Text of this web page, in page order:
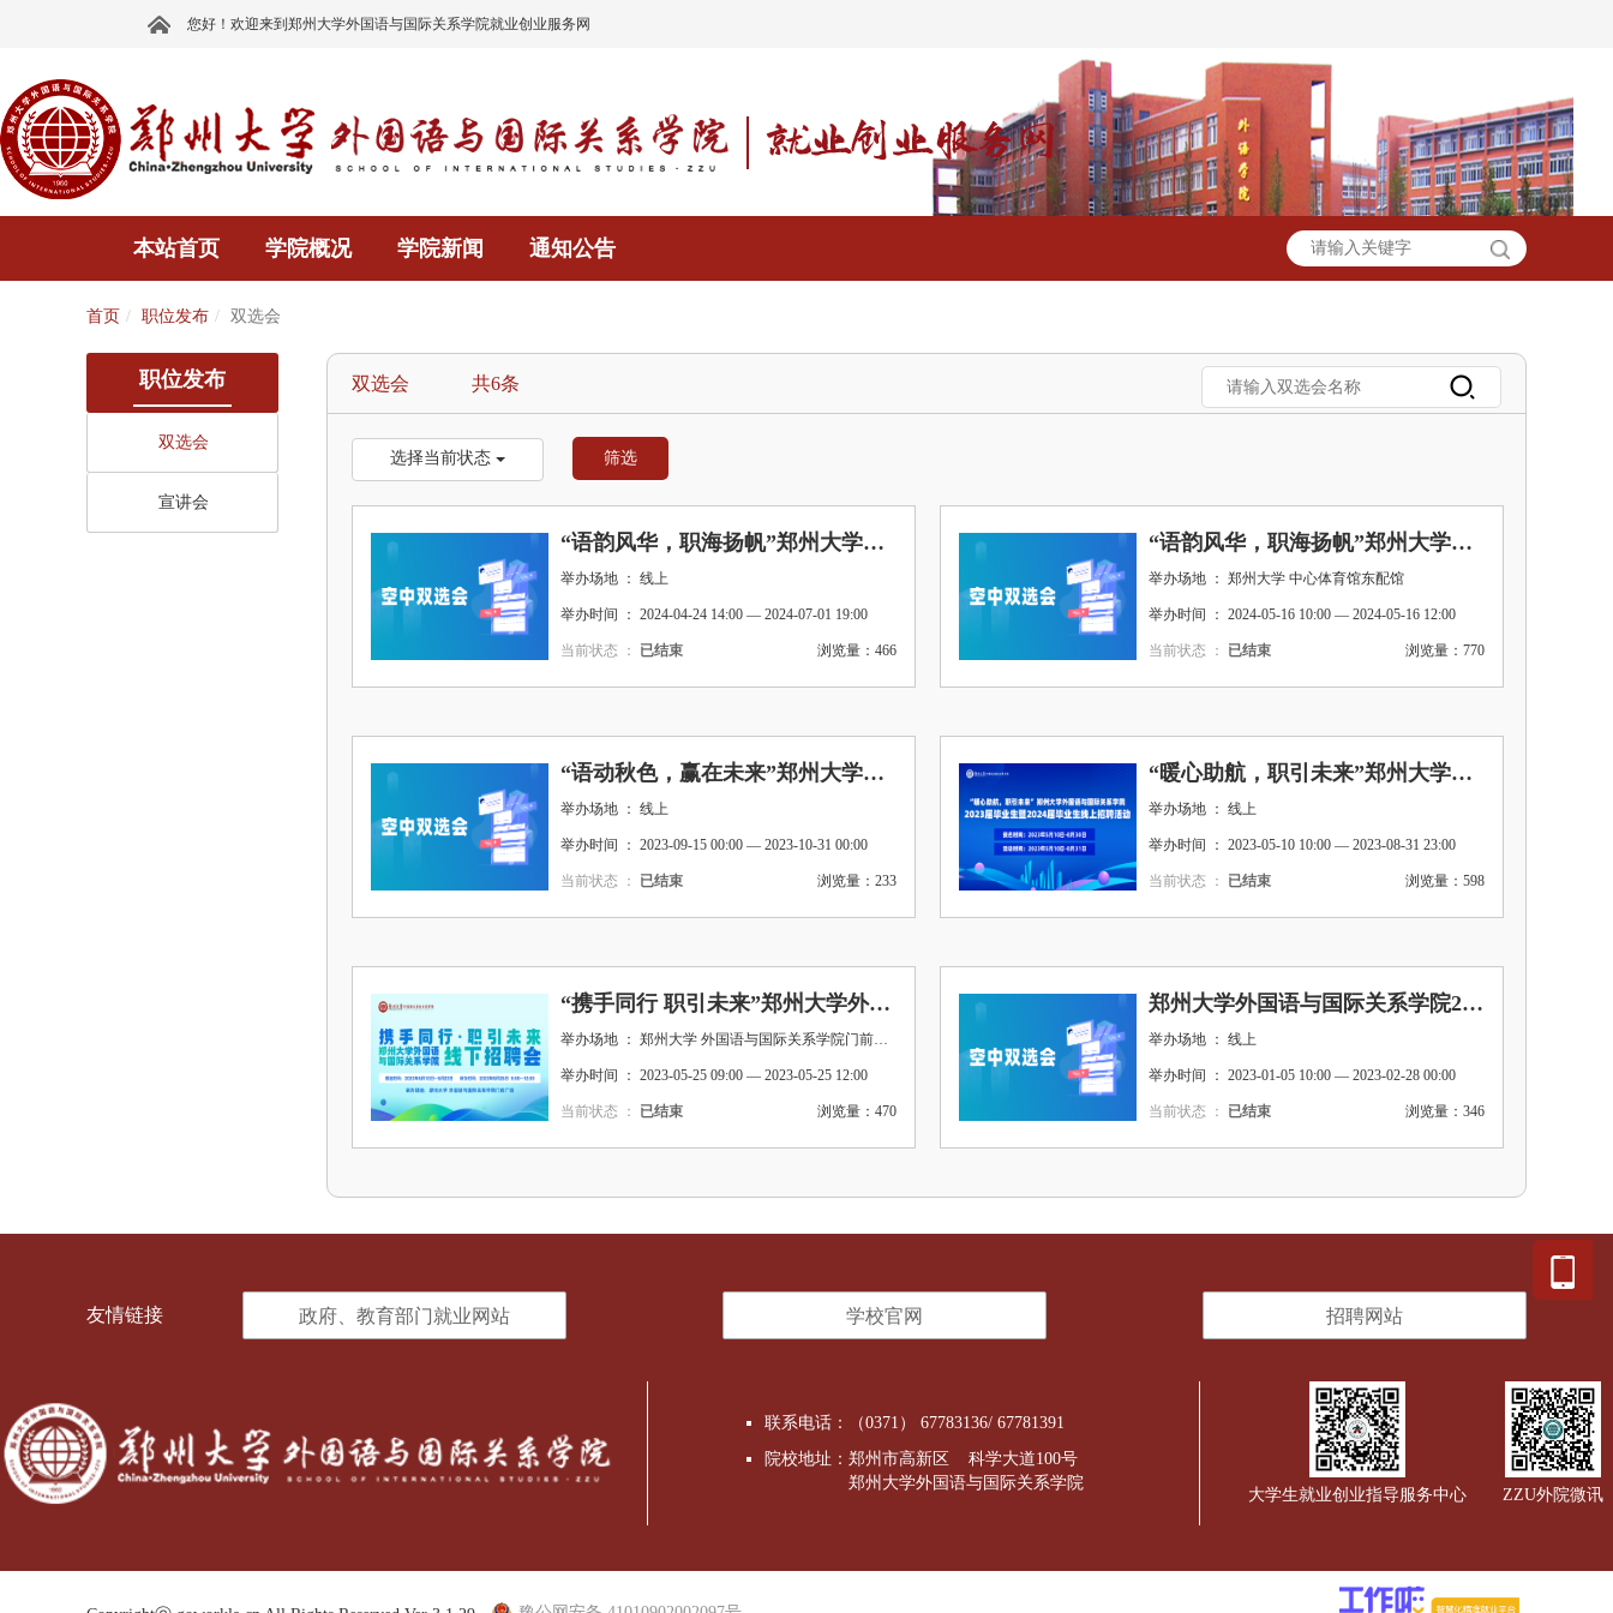
您好！欢迎来到郑州大学外国语与国际关系学院就业创业服务网
本站首页 学院概况 学院新闻 通知公告
首页 职位发布 双选会
职位发布
双选会
宣讲会
双选会 共6条
选择当前状态 筛选
“语韵风华，职海扬帆”郑州大学外国语与国际关系学院2024年春季线上专场活动
举办场地 ： 线上
举办时间 ： 2024-04-24 14:00 — 2024-07-01 19:00
浏览量：466
当前状态 ： 已结束
“语韵风华，职海扬帆”郑州大学外国语与国际关系学院线下招聘会
举办场地 ： 郑州大学 中心体育馆东配馆
举办时间 ： 2024-05-16 10:00 — 2024-05-16 12:00
浏览量：770
当前状态 ： 已结束
“语动秋色，赢在未来”郑州大学外国语与国际关系学院线上专场活动
举办场地 ： 线上
举办时间 ： 2023-09-15 00:00 — 2023-10-31 00:00
浏览量：233
当前状态 ： 已结束
“暖心助航，职引未来”郑州大学外国语与国际关系学院2023届毕业生暨2024届毕业生线上招聘活动
举办场地 ： 线上
举办时间 ： 2023-05-10 10:00 — 2023-08-31 23:00
浏览量：598
当前状态 ： 已结束
“携手同行 职引未来”郑州大学外国语与国际关系学院线下招聘会
举办场地 ： 郑州大学 外国语与国际关系学院门前广场
举办时间 ： 2023-05-25 09:00 — 2023-05-25 12:00
浏览量：470
当前状态 ： 已结束
郑州大学外国语与国际关系学院2023届冬季空中双选会
举办场地 ： 线上
举办时间 ： 2023-01-05 10:00 — 2023-02-28 00:00
浏览量：346
当前状态 ： 已结束
友情链接 政府、教育部门就业网站 学校官网 招聘网站
联系电话：（0371） 67783136/ 67781391
院校地址：郑州市高新区 科学大道100号
郑州大学外国语与国际关系学院
大学生就业创业指导服务中心 ZZU外院微讯